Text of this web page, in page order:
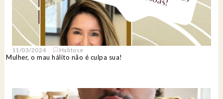
11/03/2024 Halitose
Mulher, o mau hálito não é culpa sua!